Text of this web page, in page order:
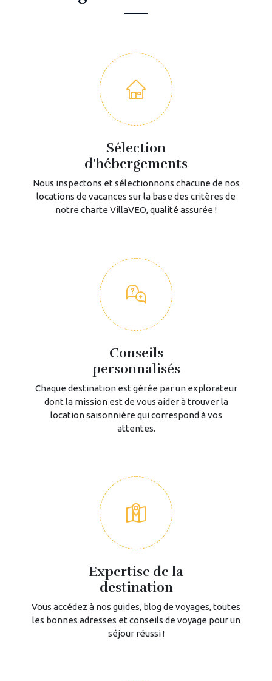
Sélection
d'hébergements
Nous inspectons et sélectionnons chacune de nos
locations de vacances sur la base des critères de
notre charte VillaVEO, qualité assurée !
Conseils
personnalisés
Chaque destination est gérée par un explorateur
dont la mission est de vous aider à trouver la
location saisonnière qui correspond à vos
attentes.
Expertise de la
destination
Vous accédez à nos guides, blog de voyages, toutes
les bonnes adresses et conseils de voyage pour un
séjour réussi !